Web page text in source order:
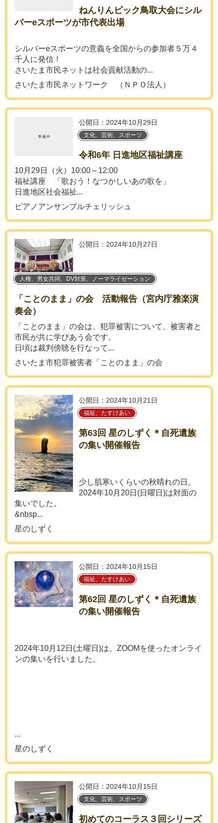
ねんりんピック鳥取大会にシル
バーeスポーツが市代表出場
シルバーeスポーツの意義を全国からの参加者５万４
千人に発信！
さいたま市民ネットは社会貢献活動の...
さいたま市民ネットワーク （ＮＰＯ法人）
公開日：2024年10月29日
文化、芸術、スポーツ
令和6年 日進地区福祉講座
10月29日（火）10:00～12:00
福祉講座 「歌おう！なつかしいあの歌を」
日進地区社会福祉...
ピアノアンサンブルチェリッシュ
公開日：2024年10月27日
人権、男女共同、DV対策、ノーマライゼーション
「ことのまま」の会 活動報告（宮内庁雅楽演
奏会）
「ことのまま」の会は、犯罪被害について、被害者と
市民が共に学びあう会です。
日頃は裁判傍聴を行なって...
さいたま市犯罪被害者「ことのまま」の会
公開日：2024年10月21日
福祉、たすけあい
第63回 星のしずく＊自死遺族
の集い開催報告
少し肌寒いくらいの秋晴れの日。
2024年10月20日(日曜日)は対面の
集いでした。
&nbsp...
星のしずく
公開日：2024年10月15日
福祉、たすけあい
第62回 星のしずく＊自死遺族
の集い開催報告
2024年10月12日(土曜日)は、ZOOMを使ったオンライ
ンの集いを行いました。
...
星のしずく
公開日：2024年10月15日
文化、芸術、スポーツ
初めてのコーラス３回シリーズ